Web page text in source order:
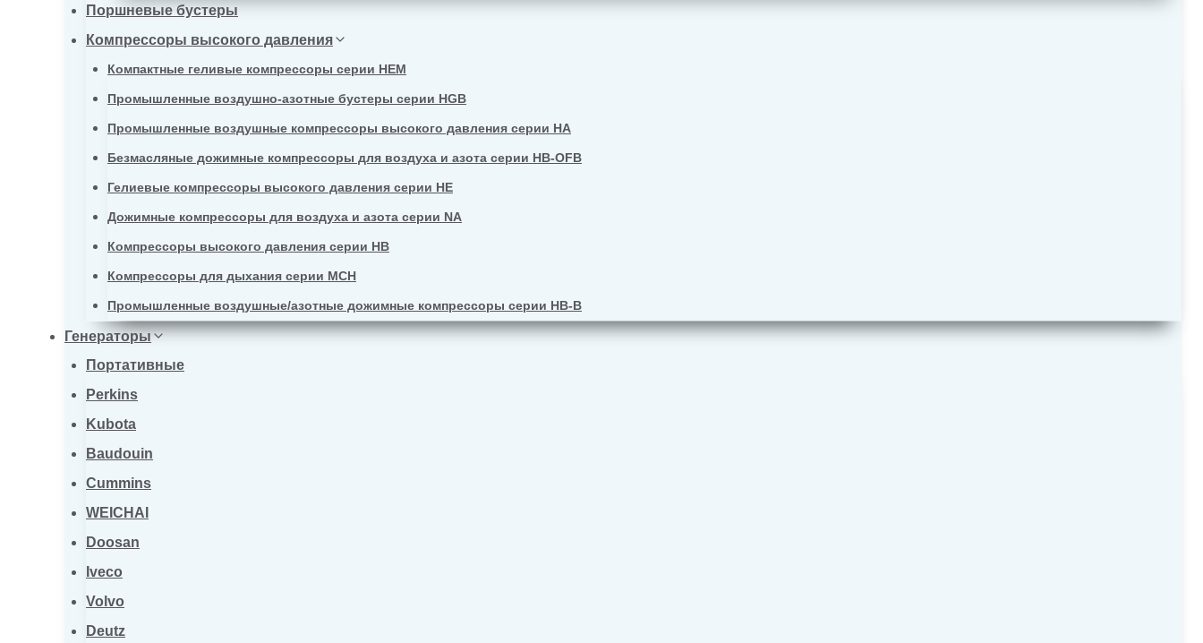
Поршневые бустеры
Компрессоры высокого давления
Компактные геливые компрессоры серии HEM
Промышленные воздушно-азотные бустеры серии HGB
Промышленные воздушные компрессоры высокого давления серии HA
Безмасляные дожимные компрессоры для воздуха и азота серии HB-OFB
Гелиевые компрессоры высокого давления серии HE
Дожимные компрессоры для воздуха и азота серии NA
Компрессоры высокого давления серии HB
Компрессоры для дыхания серии MCH
Промышленные воздушные/азотные дожимные компрессоры серии HB-B
Генераторы
Портативные
Perkins
Kubota
Baudouin
Cummins
WEICHAI
Doosan
Iveco
Volvo
Deutz